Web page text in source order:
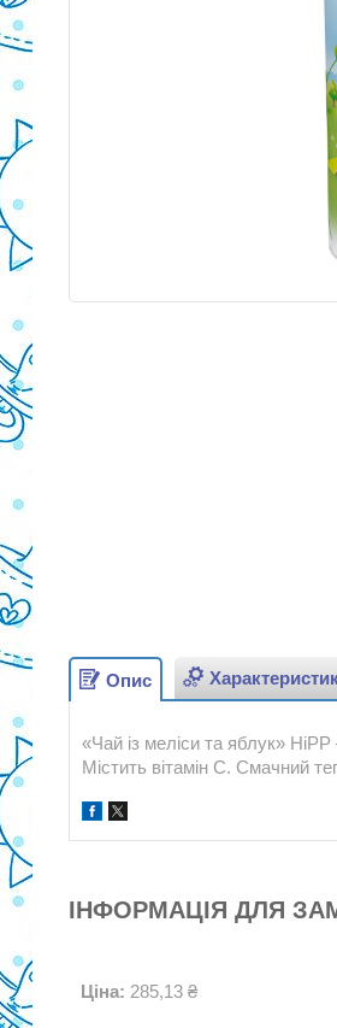
Опис
«Чай із меліси та яблук»
Містить вітамін С. Смачний
ІНФОРМАЦІЯ ДЛЯ
Ціна: 285,13 ₴